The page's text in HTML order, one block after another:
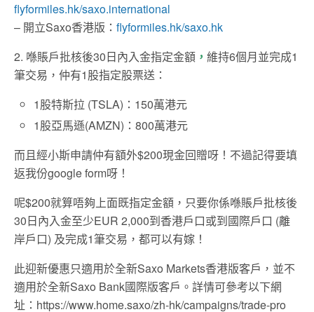
flyformiles.hk/saxo.international
– 開立Saxo香港版： flyformiles.hk/saxo.hk
2. 喺賬戶批核後30日內入金指定金額 ， 維持6個月並完成1
筆交易，仲有1股指定股票送：
1股特斯拉 (TSLA)：150萬港元
1股亞馬遜(AMZN)：800萬港元
而且經小斯申請仲有額外$200現金回贈呀！不過記得要填
返我份google form呀！
呢$200就算唔夠上面既指定金額，只要你係喺賬戶批核後
30日內入金至少EUR 2,000到香港戶口或到國際戶口 (離
岸戶口) 及完成1筆交易，都可以有嫁！
此迎新優惠只適用於全新Saxo Markets香港版客戶，並不
適用於全新Saxo Bank國際版客戶。詳情可參考以下網
址：https://www.home.saxo/zh-hk/campaigns/trade-pro